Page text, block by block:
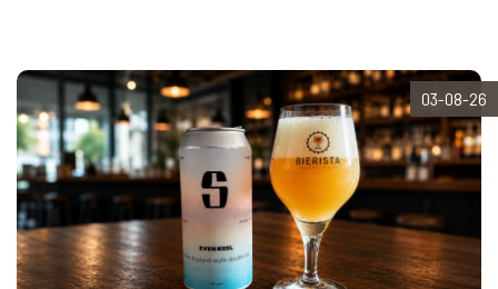
03-08-26